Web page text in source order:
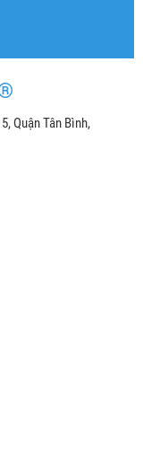
Quận Tân Bình,